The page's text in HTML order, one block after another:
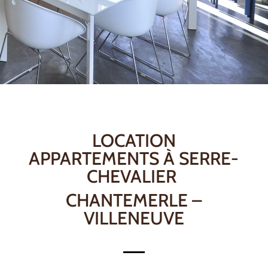
LOCATION
APPARTEMENTS À SERRE-
CHEVALIER
CHANTEMERLE –
VILLENEUVE